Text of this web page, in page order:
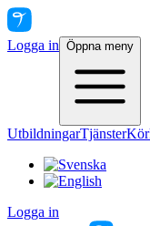
Logga in Öppna meny
UtbildningarTjänster
Logga in